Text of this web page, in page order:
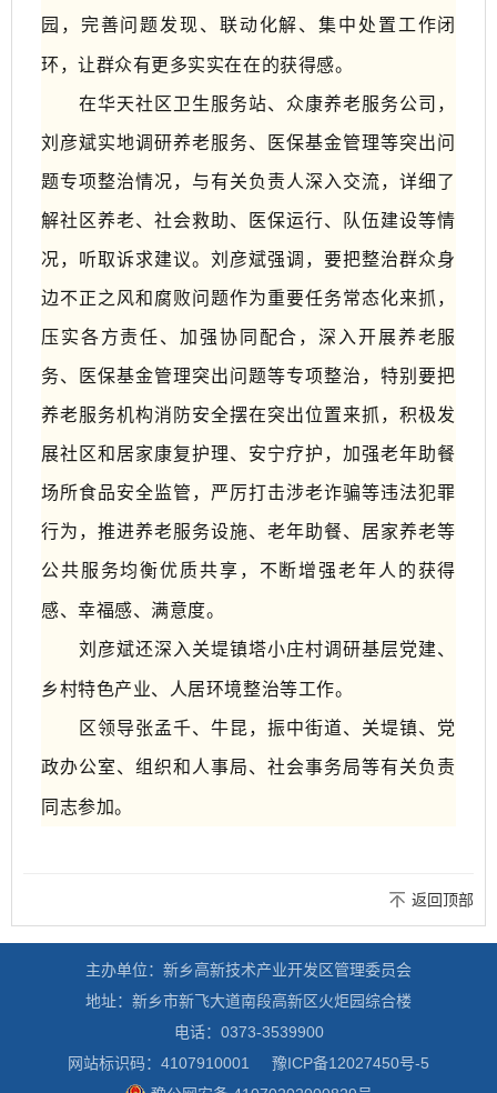
园 ，完善问题发现、联动化解、集中处置工作闭
环，让群众有更多实实在在的获得感。
在华天社区卫生服务站、 众康养老服务公司，
刘彦斌实地调研养老服务、 医保基金管理等突出问
题专项整治情况， 与有关负责人深入交流，详细了
解社区养老、社会救助、 医保运行、队伍建设等情
况， 听取诉求建议。刘彦斌强调，要把整治群众身
边不正之风和腐败问题作为重要任务常态化来抓，
压实各方责任、加强协同配合，深入开展养老服
务、医保基金管理突出问题等专项整治，特别要把
养老服务机构消防安全摆在突出位置来抓，积极发
展社区和居家康复护理、安宁疗护，加强老年助餐
场所食品安全监管，严厉打击涉老诈骗等违法犯罪
行为，推进养老服务设施、老年助餐、居家养老等
公共服务均衡优质共享，不断增强老年人的获得
感、幸福感、满意度。
刘彦斌还深入关堤镇塔小庄村调研基层党建、
乡村特色产业、人居环境整治等工作。
区领导张孟千、牛昆，振中街道、关堤镇、 党
政办公室、组织和人事局、社会事务局等有关负责
同志参加。
返回顶部
主办单位：新乡高新技术产业开发区管理委员会
地址：新乡市新飞大道南段高新区火炬园综合楼
电话：0373-3539900
网站标识码：4107910001
豫ICP备12027450号-5